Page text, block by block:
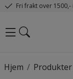
Fri frakt over
/
Hjem Produkter